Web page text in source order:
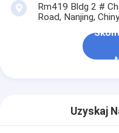
Rm419 Bldg 2 #
Road, Nanjing, Chiny
Uzyskaj